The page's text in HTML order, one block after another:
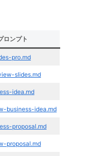
ロンプト
pro.md
slides.md
idea.md
business-idea.md
proposal.md
proposal.md